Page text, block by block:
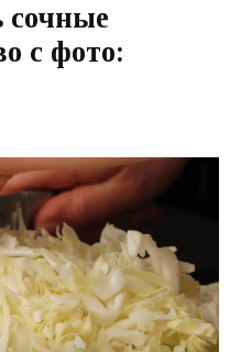
сочные
с фото: